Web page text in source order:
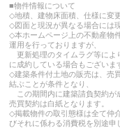
■物件情報について
◇地積、建物床面積、仕様に変
◇図面と現況が異なる場合には
◇本ホームページ上の不動産物
運用を行っておりますが、
更新処理のタイムラグ等によ
に成約している場合もございま
◇建築条件付土地の販売は、売
結ぶことが条件となり、
この期間内に建築請負契約が
売買契約は白紙となります。
◇掲載物件の取引態様は全て仲
びそれに係わる消費税を別途申